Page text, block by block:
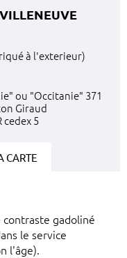
à l'exterieur)
ou "Occitanie" 371
Giraud
cedex 5
CARTE
gadoliné
le service
l'âge).